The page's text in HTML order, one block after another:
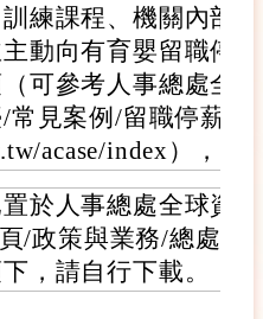
練課程、機關內部
動向有育嬰留職停
可參考人事總處全
常見案例/留職停薪
acase/index），以
於人事總處全球資
/政策與業務/總處政
，請自行下載。